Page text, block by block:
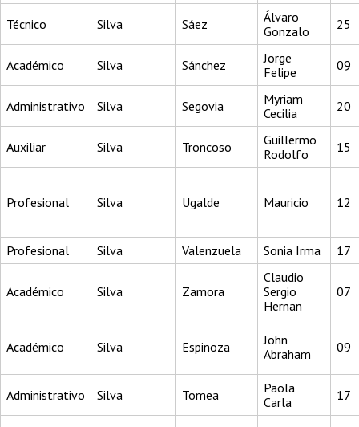
Técnico Silva Sáez
Álvaro
Gonzalo
25
Académico Silva Sánchez
Jorge
Felipe
09
Administrativo Silva Segovia
Myriam
Cecilia
20
Auxiliar Silva Troncoso
Guillermo
Rodolfo
15
Profesional Silva Ugalde Mauricio 12
Profesional Silva Valenzuela Sonia Irma 17
Académico Silva Zamora
Claudio
Sergio
Hernan
07
Académico Silva Espinoza
John
Abraham
09
Administrativo Silva Tomea
Paola
Carla
17